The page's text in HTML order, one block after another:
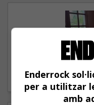
Enderrock
per a utilitzar
amb